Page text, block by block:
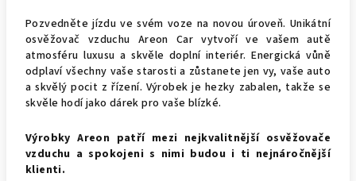
Pozvedněte jízdu ve svém voze na novou úroveň. Unikátní
osvěžovač vzduchu Areon Car vytvoří ve vašem autě
atmosféru luxusu a skvěle doplní interiér. Energická vůně
odplaví všechny vaše starosti a zůstanete jen vy, vaše auto
a skvělý pocit z řízení. Výrobek je hezky zabalen, takže se
skvěle hodí jako dárek pro vaše blízké.
Výrobky Areon patří mezi nejkvalitnější osvěžovače
vzduchu a spokojeni s nimi budou i ti nejnáročnější
klienti.